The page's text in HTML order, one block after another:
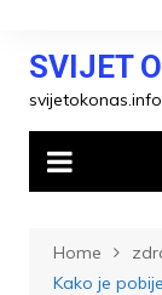
contentSVIJET
svijetokonas.info
Home
Kako je